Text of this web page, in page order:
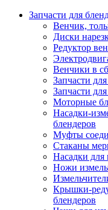
Запчасти для
Венчик,
Диски
Редуктор
Венчики в
Запчасти
Запчасти
Моторные
Насадки-
блендеров
Муфты
Стаканы
Насадки для
Ножи
Крышки-
блендеров